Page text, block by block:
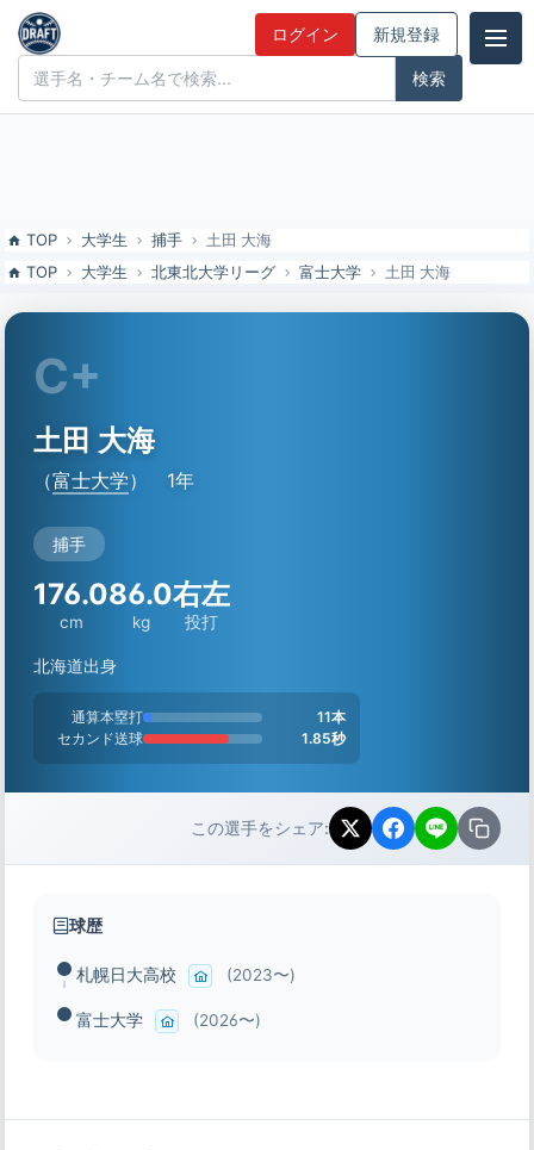
土田 大海（富士大）の特徴とドラフト評価 | ドラフト候補とみんなの
評価
ドラフト候補とみんなの評価 ログイン 新規登録
TOP 大学生 捕手
土田 大海
TOP
大学生 北東北大学リーグ 富士大学 土田 大海
C+
土田 大海
（富士大学） 1年
捕手
176.0
cm
86.0
kg
右左
投打
北海道出身
通算本塁打
11本
セカンド送球
1.85秒
この選手をシェア:
球歴
札幌日大高校 (2023〜)
富士大学 (2026〜)